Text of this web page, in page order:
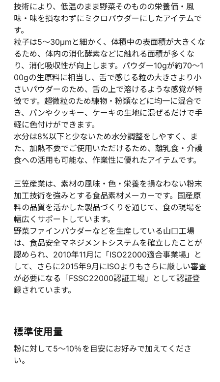
技術により、低温のまま野菜そのものの栄養価・風
味・味を損なわずにミクロパウダーにしたアイテムで
す。
粒子は5～30μmと細かく、体積中の表面積が大きくな
るため、体内の消化酵素などに触れる面積が多くな
り、消化吸収性が向上します。パウダー10gが約70～1
00gの生原料に相当し、舌で感じる粒の大きさより小
さいパウダーのため、舌の上で溶けるような感覚が特
徴です。超微粒のため練物・粉類などに均一に混合で
き、パンやクッキー、ケーキの生地に混ぜるだけで手
軽に色付けができます。
水分は8%以下と少ないため水分調整をしやすく、ま
た、加熱不要でご使用いただけるため、離乳食・介護
食への活用も可能な、作業性に優れたアイテムです。
三笠産業は、素材の風味・色・栄養を損なわない粉末
加工技術を強みとする食品素材メーカーです。国産原
料の品質を活かした製品づくりを通じて、食の現場を
幅広くサポートしています。
野菜ファインパウダーなどを生産している山口工場
は、食品安全マネジメントシステムを確立したことが
認められ、2010年11月に「ISO22000適合事業場」と
して、さらに2015年9月にISOよりもさらに厳しい審査
が必要になる「FSSC22000認証工場」として認証登
録されています。
標準使用量
粉に対して5～10％を目安にお好みで加えてくださ
い。